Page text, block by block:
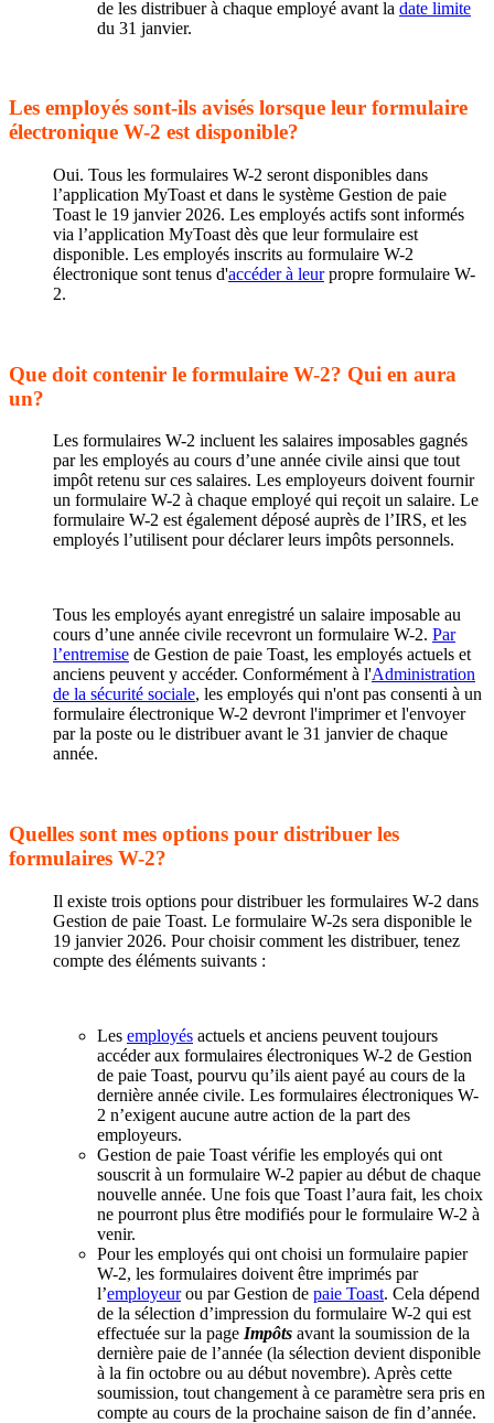
de les distribuer à chaque employé avant la date limite
du 31 janvier.
Les employés sont-ils avisés lorsque leur formulaire
électronique W-2 est disponible?
Oui. Tous les formulaires W-2 seront disponibles dans
l’application MyToast et dans le système Gestion de paie
Toast le 19 janvier 2026. Les employés actifs sont informés
via l’application MyToast dès que leur formulaire est
disponible. Les employés inscrits au formulaire W-2
électronique sont tenus d'accéder à leurpropre formulaire W-
2.
Que doit contenir le formulaire W-2? Qui en aura
un?
Les formulaires W-2 incluent les salaires imposables gagnés
par les employés au cours d’une année civile ainsi que tout
impôt retenu sur ces salaires. Les employeurs doivent fournir
un formulaire W-2 à chaque employé qui reçoit un salaire. Le
formulaire W-2 est également déposé auprès de l’IRS, et les
employés l’utilisent pour déclarer leurs impôts personnels.
Tous les employés ayant enregistré un salaire imposable au
cours d’une année civile recevront un formulaire W-2. Par
l’entremise de Gestion de paie Toast, les employés actuels et
anciens peuvent y accéder. Conformément à l'Administration
de la sécurité sociale, les employés qui n'ont pas consenti à un
formulaire électronique W-2 devront l'imprimer et l'envoyer
par la poste ou le distribuer avant le 31 janvier de chaque
année.
Quelles sont mes options pour distribuer les
formulaires W-2?
Il existe trois options pour distribuer les formulaires W-2 dans
Gestion de paie Toast. Le formulaire W-2s sera disponible le
19 janvier 2026. Pour choisir comment les distribuer, tenez
compte des éléments suivants :
Les employés actuels et anciens peuvent toujours
accéder aux formulaires électroniques W-2 de Gestion
de paie Toast, pourvu qu’ils aient payé au cours de la
dernière année civile. Les formulaires électroniques W-
2 n’exigent aucune autre action de la part des
employeurs.
Gestion de paie Toast vérifie les employés qui ont
souscrit à un formulaire W-2 papier au début de chaque
nouvelle année. Une fois que Toast l’aura fait, les choix
ne pourront plus être modifiés pour le formulaire W-2 à
venir.
Pour les employés qui ont choisi un formulaire papier
W-2, les formulaires doivent être imprimés par
l’employeurou par Gestion de paie Toast. Cela dépend
de la sélection d’impression du formulaire W-2 qui est
effectuée sur la page Impôts avant la soumission de la
dernière paie de l’année (la sélection devient disponible
à la fin octobre ou au début novembre). Après cette
soumission, tout changement à ce paramètre sera pris en
compte au cours de la prochaine saison de fin d’année.